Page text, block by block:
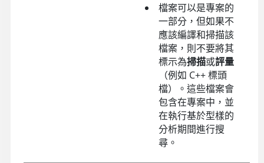
檔案可以是專案的
一部分，但如果不
應該編譯和掃描該
檔案，則不要將其
標示為掃描或評量
（例如 C++ 標頭
檔）。這些檔案會
包含在專案中，並
在執行基於型樣的
分析期間進行搜
尋。